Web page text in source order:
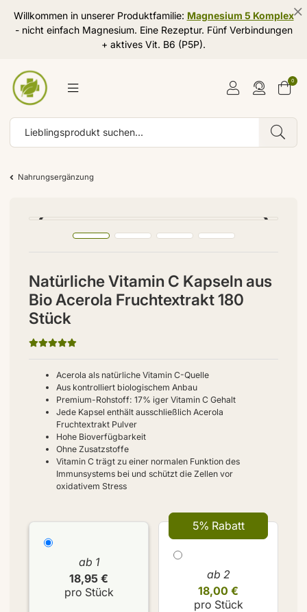
Willkommen in unserer Produktfamilie: Magnesium 5 Komplex
- nicht einfach Magnesium. Eine Rezeptur. Fünf Verbindungen
+ aktives Vit. B6 (P5P).
0
Nahrungsergänzung
Natürliche Vitamin C Kapseln aus
Bio Acerola Fruchtextrakt 180
Stück
Acerola als natürliche Vitamin C-Quelle
Aus kontrolliert biologischem Anbau
Premium-Rohstoff: 17% iger Vitamin C Gehalt
Jede Kapsel enthält ausschließlich Acerola
Fruchtextrakt Pulver
Hohe Bioverfügbarkeit
Ohne Zusatzstoffe
Vitamin C trägt zu einer normalen Funktion des
Immunsystems bei und schützt die Zellen vor
oxidativem Stress
ab 1
18,95 €
pro Stück
5% Rabatt
ab 2
18,00 €
pro Stück